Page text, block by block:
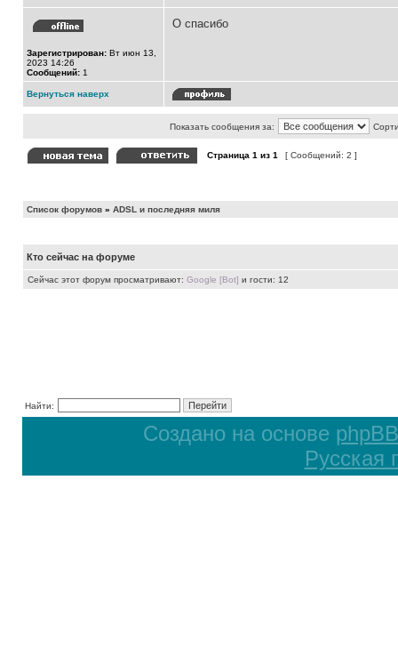
Зарегистрирован: Вт июн 13,
2023 14:26
Сообщений: 1
О спасибо
Вернуться наверх
Показать сообщения за:
Страница 1 из 1 [ Сообщений: 2 ]
Список форумов » ADSL и последняя миля
Кто сейчас на форуме
Сейчас этот форум просматривают: Google [Bot] и гости: 12
Найти:
Создано на основе phpBB
Русская